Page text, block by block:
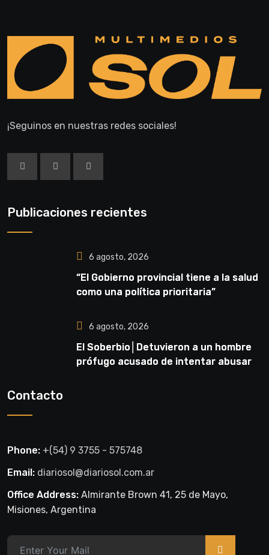
¡Seguinos en nuestras redes sociales!
Publicaciones recientes
6 agosto, 2026
“El Gobierno provincial tiene a la salud
como una política prioritaria”
6 agosto, 2026
El Soberbio│Detuvieron a un hombre
prófugo acusado de intentar abusar
Contacto
Phone: +(54) 9 3755 - 575748
Email: diariosol@diariosol.com.ar
Office Address: Almirante Brown 41, 25 de Mayo,
Misiones, Argentina
>